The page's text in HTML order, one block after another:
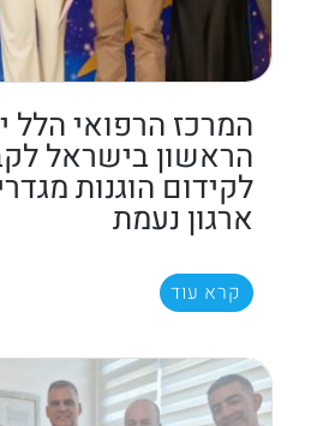
המרכז הרפואי הלל
הראשון בישראל
לקידום הוגנות
ארגון נעמת
קרא עוד